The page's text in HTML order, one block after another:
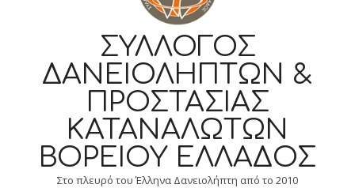
ΣΎΛΛΟΓΟΣ
ΔΑΝΕΙΟΛΗΠΤΏΝ &
ΠΡΟΣΤΑΣΊΑΣ
ΚΑΤΑΝΑΛΩΤΏΝ
ΒΟΡΕΊΟΥ ΕΛΛΆΔΟΣ
Στο πλευρό του Έλληνα Δανειολήπτη από το 2010